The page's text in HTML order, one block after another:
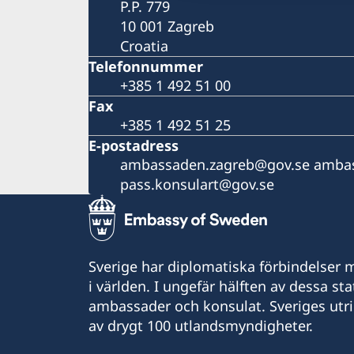
P.P. 779
10 001 Zagreb
Croatia
Telefonnummer
+385 1 492 51 00
Fax
+385 1 492 51 25
E-postadress
ambassaden.zagreb@gov.se
pass.konsulart@gov.se
Sverige har diplomatiska förbindelser
i världen. I ungefär hälften av dessa
ambassader och konsulat. Sveriges
av drygt 100 utlandsmyndigheter.